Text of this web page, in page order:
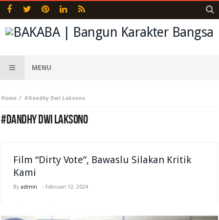
MENU
Home #Dandhy Dwi Laksono
#DANDHY DWI LAKSONO
Film “Dirty Vote”, Bawaslu Silakan Kritik
Kami
By admin - Februari 12, 2024